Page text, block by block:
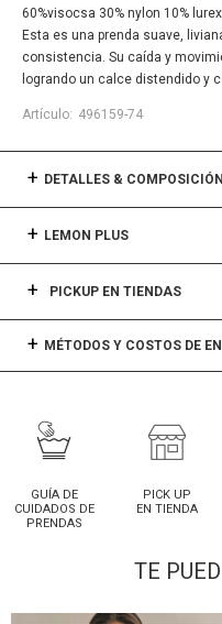
60%visocsa 30% nylon 10% lurex
Esta es una prenda suave,
consistencia. Su caída y
logrando un calce distendido y
496159-74
DETALLES & COMPOSICIÓN
LEMON PLUS
PICKUP EN TIENDAS
MÉTODOS Y COSTOS DE
GUÍA DE
CUIDADOS DE
PRENDAS
PICK UP
EN TIENDA
TE